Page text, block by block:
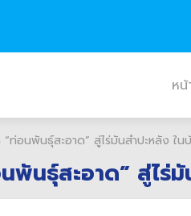
หน้
“ท่อนพันธุ์สะอาด” สู่ไร่มันสำปะหลัง
พันธุ์สะอาด” สู่ไ